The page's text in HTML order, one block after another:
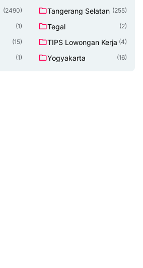
(2490) Tangerang Selatan (255)
(1) Tegal (2)
(15) TIPS Lowongan Kerja (4)
(1) Yogyakarta (16)